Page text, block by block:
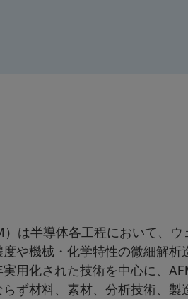
は半導体各工程において、ウ
や機械・化学特性の微細解
用化された技術を中心に、
ず材料、素材、分析技術、